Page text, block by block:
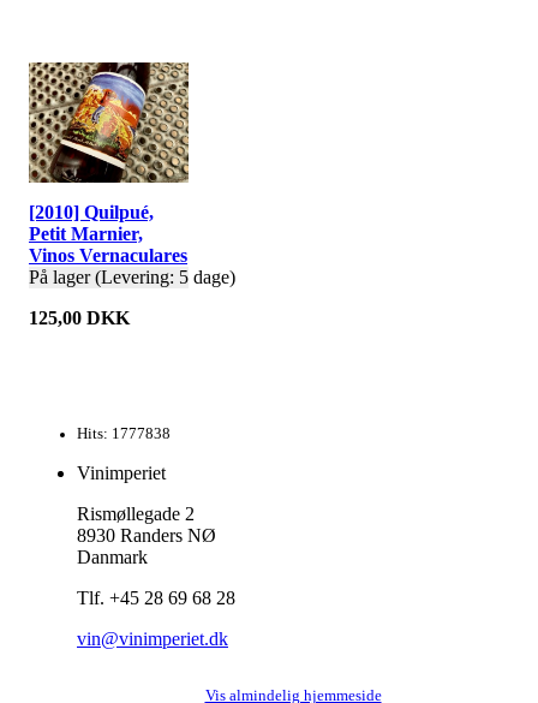
[2010] Quilpué,
Petit Marnier,
Vinos Vernaculares
På lager (Levering: 5 dage)
125,00 DKK
Hits: 1777838
Vinimperiet
Rismøllegade 2
8930 Randers NØ
Danmark
Tlf. +45 28 69 68 28
vin@vinimperiet.dk
Vis almindelig hjemmeside